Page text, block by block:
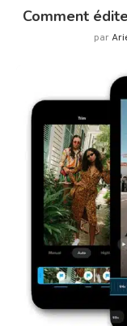
Comment
par